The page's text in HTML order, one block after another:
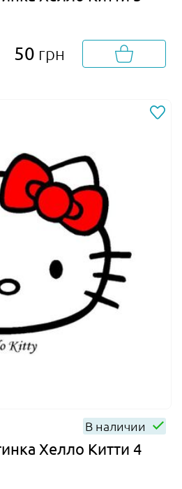
50 грн
В наличии
Хелло Китти 4